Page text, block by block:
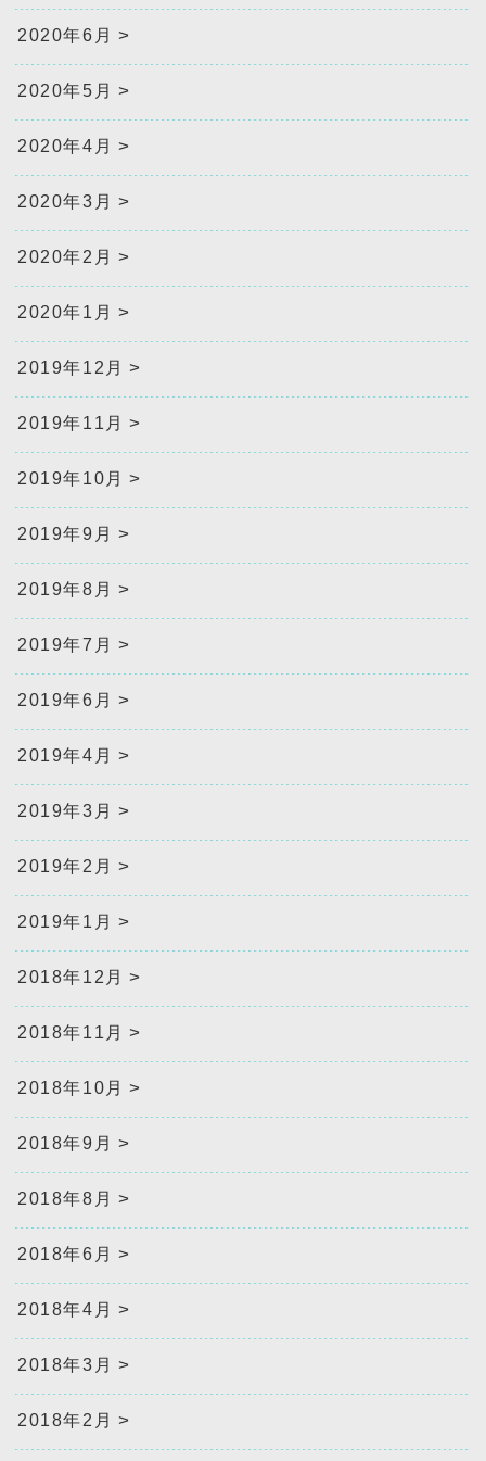
2020年6月
2020年5月
2020年4月
2020年3月
2020年2月
2020年1月
2019年12月
2019年11月
2019年10月
2019年9月
2019年8月
2019年7月
2019年6月
2019年4月
2019年3月
2019年2月
2019年1月
2018年12月
2018年11月
2018年10月
2018年9月
2018年8月
2018年6月
2018年4月
2018年3月
2018年2月